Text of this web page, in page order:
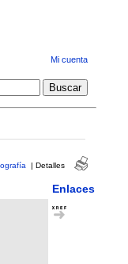
Mi cuenta
| Detalles
Enlaces